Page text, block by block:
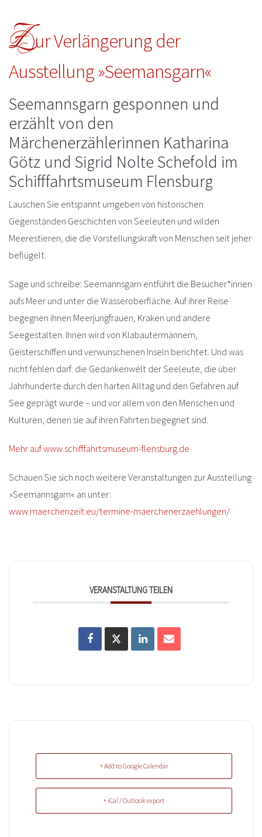
Zur Verlängerung der
Ausstellung »Seemansgarn«
Seemannsgarn gesponnen und
erzählt von den
Märchenerzählerinnen Katharina
Götz und Sigrid Nolte Schefold im
Schifffahrtsmuseum Flensburg
Lauschen Sie entspannt umgeben von historischen
Gegenständen Geschichten von Seeleuten und wilden
Meerestieren, die die Vorstellungskraft von Menschen seit jeher
beflügelt.
Sage und schreibe: Seemannsgarn entführt die Besucher*innen
aufs Meer und unter die Wasseroberfläche. Auf ihrer Reise
begegnen ihnen Meerjungfrauen, Kraken und andere
Seegestalten. Ihnen wird von Klabautermännern,
Geisterschiffen und verwunschenen Inseln berichtet. Und was
nicht fehlen darf: die Gedankenwelt der Seeleute, die über
Jahrhunderte durch den harten Alltag und den Gefahren auf
See geprägt wurde – und vor allem von den Menschen und
Kulturen, denen sie auf ihren Fahrten begegnet sind.
Mehr auf www.schifffahrtsmuseum-flensburg.de
Schauen Sie sich noch weitere Veranstaltungen zur Ausstellung
»Seemannsgarn« an unter:
www.maerchenzeit.eu/termine-maerchenerzaehlungen/
VERANSTALTUNG TEILEN
+ Add to Google Calendar
+ iCal / Outlook export